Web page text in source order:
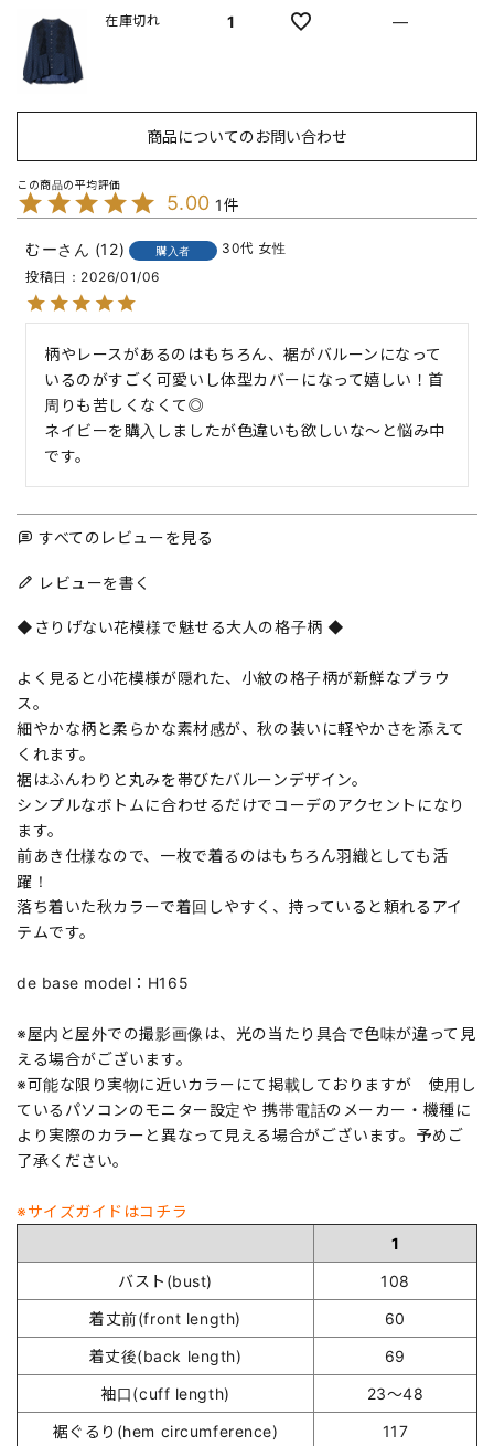
1
在庫切れ —
商品についてのお問い合わせ
5.00 1
むー 12 購入者 30代 女性
投稿日
2026/01/06
柄やレースがあるのはもちろん、裾がバルーンになって
いるのがすごく可愛いし体型カバーになって嬉しい！首
周りも苦しくなくて◎
ネイビーを購入しましたが色違いも欲しいな〜と悩み中
です。
すべてのレビューを見る
レビューを書く
◆さりげない花模様で魅せる大人の格子柄 ◆
よく見ると小花模様が隠れた、小紋の格子柄が新鮮なブラウ
ス。
細やかな柄と柔らかな素材感が、秋の装いに軽やかさを添えて
くれます。
裾はふんわりと丸みを帯びたバルーンデザイン。
シンプルなボトムに合わせるだけでコーデのアクセントになり
ます。
前あき仕様なので、一枚で着るのはもちろん羽織としても活
躍！
落ち着いた秋カラーで着回しやすく、持っていると頼れるアイ
テムです。
de base model：H165
※屋内と屋外での撮影画像は、光の当たり具合で色味が違って見
える場合がございます。
※可能な限り実物に近いカラーにて掲載しておりますが 使用し
ているパソコンのモニター設定や 携帯電話のメーカー・機種に
より実際のカラーと異なって見える場合がございます。予めご
了承ください。
※サイズガイドはコチラ
1
バスト(bust)
108
着丈前(front length)
60
着丈後(back length)
69
袖口(cuff length)
23～48
裾ぐるり(hem circumference)
117